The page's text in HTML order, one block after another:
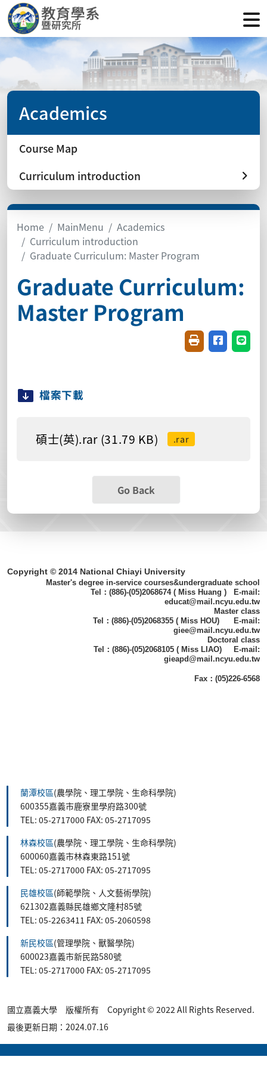
Academics
Course Map
Curriculum introduction
Home MainMenu
Academics
Curriculum introduction
Graduate Curriculum: Master Program
Graduate Curriculum:
Master Program
FriendlyShare on
檔案下載
碩士(英).rar (31.79 KB) .rar
Go Back
Copyright © 2014 National Chiayi University
Master's degree in-service courses&undergraduate school
Tel：(886)-(05)2068674 ( Miss Huang ) E-mail:
educat@mail.ncyu.edu.tw
Master class
Tel：(886)-(05)2068355 ( Miss HOU) E-mail:
giee@mail.ncyu.edu.tw
Doctoral class
Tel：(886)-(05)2068105 ( Miss LIAO) E-mail:
gieapd@mail.ncyu.edu.tw
Fax：(05)226-6568
蘭潭校區(農學院、理工學院、生命科學院)
600355嘉義市鹿寮里學府路300號
TEL: 05-2717000 FAX: 05-2717095
林森校區(農學院、理工學院、生命科學院)
600060嘉義市林森東路151號
TEL: 05-2717000 FAX: 05-2717095
民雄校區(師範學院、人文藝術學院)
621302嘉義縣民雄鄉文隆村85號
TEL: 05-2263411 FAX: 05-2060598
新民校區(管理學院、獸醫學院)
600023嘉義市新民路580號
TEL: 05-2717000 FAX: 05-2717095
國立嘉義大學 版權所有 Copyright © 2022 All Rights Reserved.
最後更新日期：2024.07.16